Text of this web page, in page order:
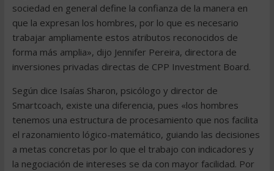
sociedad en general define la confianza de la manera en
que la expresan los hombres, por lo que es necesario
trabajar ampliamente estos atributos reconocidos de
forma más amplia», dijo Jennifer Pereira, directora de
inversiones privadas directas de CPP Investment Board.
Según dice Isaías Sharon, psicólogo y director de
Smartcoach, existe una diferencia, pues «los hombres
tenemos una estructura de procesamiento que nos facilita
el razonamiento lógico-matemático, guiando las decisiones
a metas concretas por lo que el trabajo con indicadores y
la negociación de intereses se da con mayor facilidad. Por